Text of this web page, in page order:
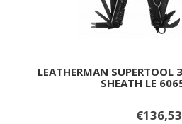
LEATHERMAN SUPERTOOL
SHEATH LE
€136,53